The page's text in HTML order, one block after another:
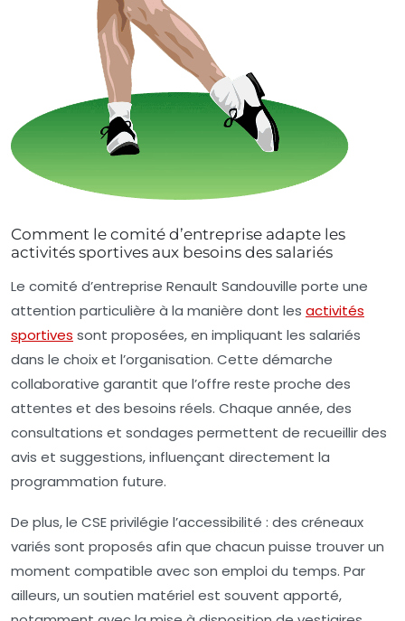
Comment le comité d’entreprise adapte les
activités sportives aux besoins des salariés
Le comité d’entreprise Renault Sandouville porte une
attention particulière à la manière dont les activités
sportives sont proposées, en impliquant les salariés
dans le choix et l’organisation. Cette démarche
collaborative garantit que l’offre reste proche des
attentes et des besoins réels. Chaque année, des
consultations et sondages permettent de recueillir des
avis et suggestions, influençant directement la
programmation future.
De plus, le CSE privilégie l’accessibilité : des créneaux
variés sont proposés afin que chacun puisse trouver un
moment compatible avec son emploi du temps. Par
ailleurs, un soutien matériel est souvent apporté,